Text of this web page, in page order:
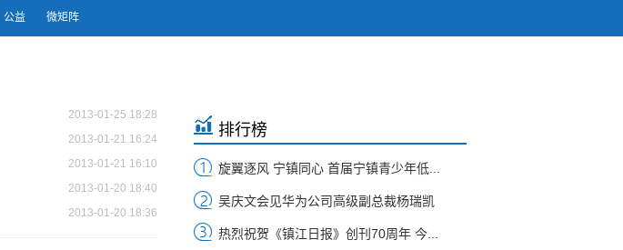
公益 微矩阵
2013-01-25 18:28
2013-01-21 16:24
2013-01-21 16:10
2013-01-20 18:40
2013-01-20 18:36
排行榜
旋翼逐风 宁镇同心 首届宁镇青少年低...
吴庆文会见华为公司高级副总裁杨瑞凯
热烈祝贺《镇江日报》创刊70周年 今...